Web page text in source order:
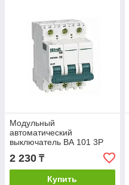
Модульный
автоматический
выключатель ВА 101 3P
50А 4,5кА С (4) DEKraft
2 230 ₸
Купить